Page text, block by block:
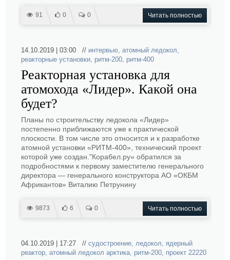
91 0 0 Читать полностью
14.10.2019 | 03:00 // интервью, атомный ледокол,
реакторные установки, ритм-200, ритм-400
Реакторная установка для
атомохода «Лидер». Какой она
будет?
Планы по строительству ледокола «Лидер»
постепенно приближаются уже к практической
плоскости. В том числе это относится и к разработке
атомной установки «РИТМ-400», технический проект
которой уже создан."Корабел.ру» обратился за
подробностями к первому заместителю генерального
директора — генерального конструктора АО «ОКБМ
Африкантов» Виталию Петрунину
9873 6 0 Читать полностью
04.10.2019 | 17:27 // судостроение, ледокол, ядерный
реактор, атомный ледокол арктика, ритм-200, проект 22220